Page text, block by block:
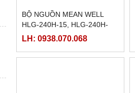
BỘ NGUỒN MEAN WELL
HLG-240H-15, HLG-240H-
15A,HLG-240H-15B,HLG-
LH: 0938.070.068